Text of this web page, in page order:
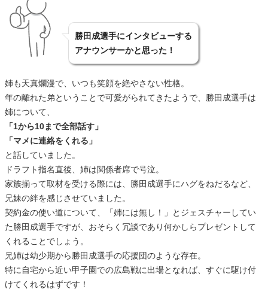
勝田成選手にインタビューする
アナウンサーかと思った！
姉も天真爛漫で、いつも笑顔を絶やさない性格。
年の離れた弟ということで可愛がられてきたようで、勝田成選手は
姉について、
「1から10まで全部話す」
「マメに連絡をくれる」
と話していました。
ドラフト指名直後、姉は関係者席で号泣。
家族揃って取材を受ける際には、勝田成選手にハグをねだるなど、
兄妹の絆を感じさせていました。
契約金の使い道について、「姉には無し！」とジェスチャーしてい
た勝田成選手ですが、おそらく冗談であり何かしらプレゼントして
くれることでしょう。
兄姉は幼少期から勝田成選手の応援団のような存在。
特に自宅から近い甲子園での広島戦に出場となれば、すぐに駆け付
けてくれるはずです！